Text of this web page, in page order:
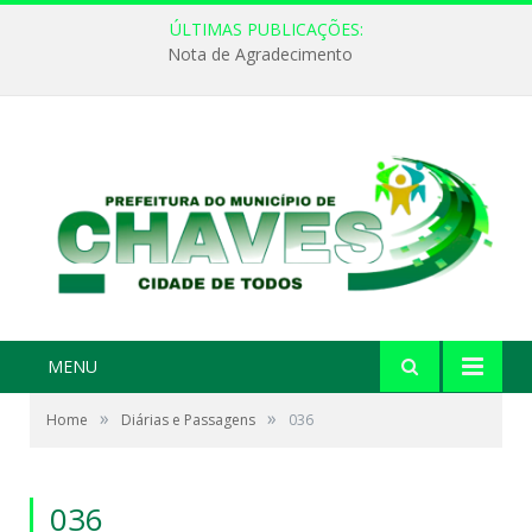
ÚLTIMAS PUBLICAÇÕES:
Nota de Agradecimento
MENU
Home » Diárias e Passagens » 036
036